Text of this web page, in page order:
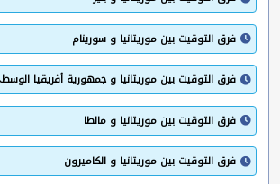
فرق التوقيت بين موريتانيا و سورينام
فرق التوقيت بين موريتانيا و جمهورية أفريقيا
فرق التوقيت بين موريتانيا و مالطا
فرق التوقيت بين موريتانيا و الكاميرون